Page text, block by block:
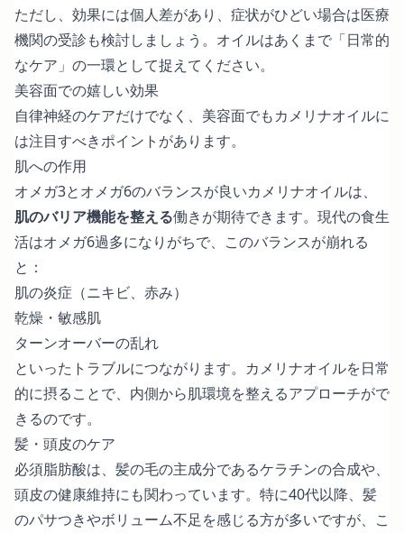
ただし、効果には個人差があり、症状がひどい場合は医療
機関の受診も検討しましょう。オイルはあくまで「日常的
なケア」の一環として捉えてください。
美容面での嬉しい効果
自律神経のケアだけでなく、美容面でもカメリナオイルに
は注目すべきポイントがあります。
肌への作用
オメガ3とオメガ6のバランスが良いカメリナオイルは、
肌のバリア機能を整える働きが期待できます。現代の食生
活はオメガ6過多になりがちで、このバランスが崩れる
と：
肌の炎症（ニキビ、赤み）
乾燥・敏感肌
ターンオーバーの乱れ
といったトラブルにつながります。カメリナオイルを日常
的に摂ることで、内側から肌環境を整えるアプローチがで
きるのです。
髪・頭皮のケア
必須脂肪酸は、髪の毛の主成分であるケラチンの合成や、
頭皮の健康維持にも関わっています。特に40代以降、髪
のパサつきやボリューム不足を感じる方が多いですが、こ